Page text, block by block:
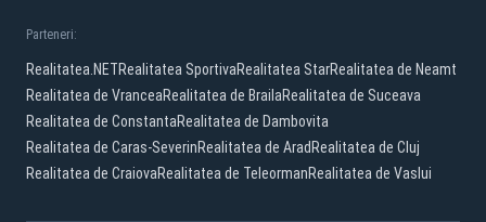
Parteneri:
Realitatea.NETRealitatea SportivaRealitatea StarRealitatea de Neamt
Realitatea de VranceaRealitatea de BrailaRealitatea de Suceava
Realitatea de ConstantaRealitatea de Dambovita
Realitatea de Caras-SeverinRealitatea de Arad Realitatea de Cluj
Realitatea de CraiovaRealitatea de TeleormanRealitatea de Vaslui